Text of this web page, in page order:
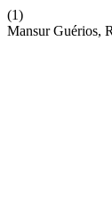
(1)
Mansur Guérios,